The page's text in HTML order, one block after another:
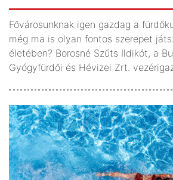
Fővárosunknak igen gazdag a
még ma is olyan fontos szerepet
életében? Borosné Szűts Ildikót, a
Gyógyfürdői és Hévizei Zrt.